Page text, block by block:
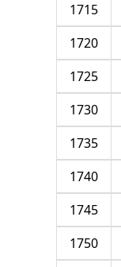
1715
1720
1725
1730
1735
1740
1745
1750